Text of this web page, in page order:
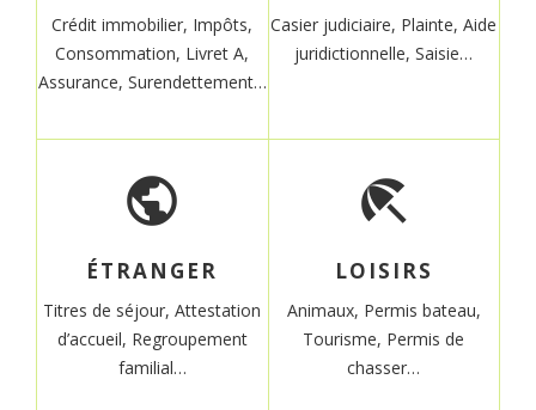
Crédit immobilier, Impôts,
Consommation, Livret A,
Assurance, Surendettement…
Casier judiciaire, Plainte,Aide
juridictionnelle,Saisie…
public
ÉTRANGER
Titres de séjour,Attestation
d’accueil, Regroupement
familial…
beach_access
LOISIRS
Animaux, Permis bateau,
Tourisme, Permis de
chasser…